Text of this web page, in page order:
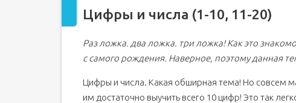
Цифры и числа (1-10, 11-20)
Раз ложка. два ложка. три ложка! Как это
с самого рождения. Наверное, поэтому данная
Цифры и числа. Какая обширная тема! Но совсем
им достаточно выучить всего 10 цифр! Это так